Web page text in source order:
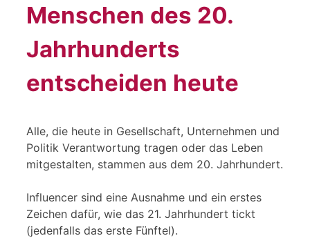
Menschen des 20.
Jahrhunderts
entscheiden heute
Alle, die heute in Gesellschaft, Unternehmen und
Politik Verantwortung tragen oder das Leben
mitgestalten, stammen aus dem 20. Jahrhundert.
Influencer sind eine Ausnahme und ein erstes
Zeichen dafür, wie das 21. Jahrhundert tickt
(jedenfalls das erste Fünftel).